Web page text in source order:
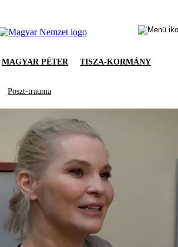
MAGYAR PÉTER TISZA-KORMÁNY
Poszt-trauma